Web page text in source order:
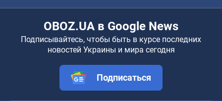
OBOZ.UA в Google News
Подписывайтесь, чтобы быть в курсе последних
новостей Украины и мира сегодня
Подписаться